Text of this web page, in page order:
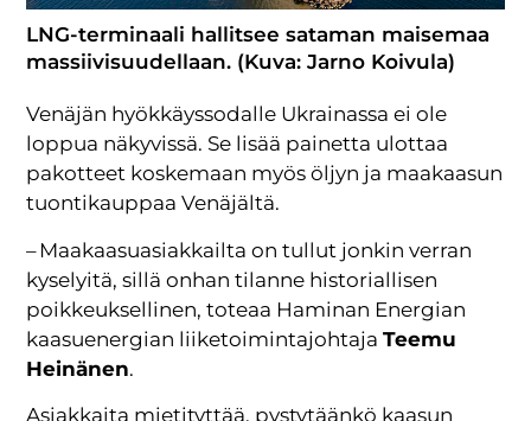
LNG-terminaali hallitsee sataman maisemaa
massiivisuudellaan. (Kuva: Jarno Koivula)
Venäjän hyökkäyssodalle Ukrainassa ei ole
loppua näkyvissä. Se lisää painetta ulottaa
pakotteet koskemaan myös öljyn ja maakaasun
tuontikauppaa Venäjältä.
– Maakaasuasiakkailta on tullut jonkin verran
kyselyitä, sillä onhan tilanne historiallisen
poikkeuksellinen, toteaa Haminan Energian
kaasuenergian liiketoimintajohtajaTeemu
Heinänen.
Asiakkaita mietityttää, pystytäänkö kaasun